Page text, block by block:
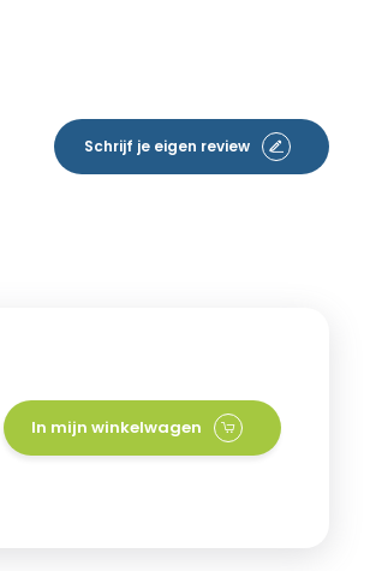
Schrijf je eigen review
In mijn winkelwagen